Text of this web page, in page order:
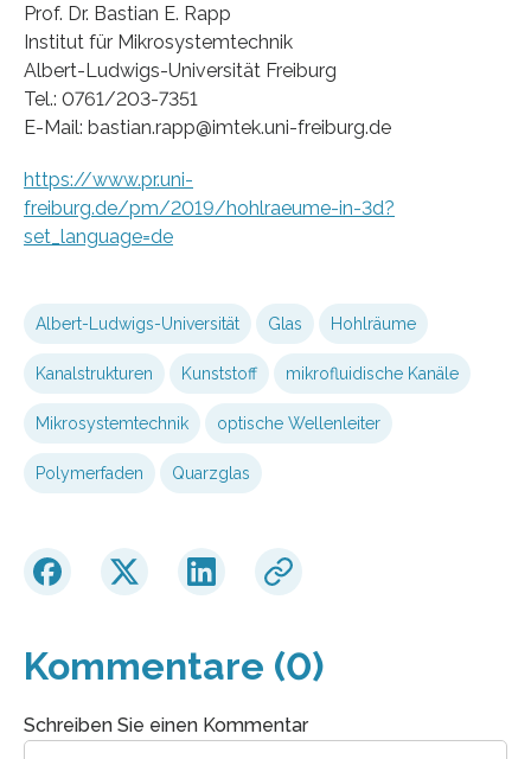
Prof. Dr. Bastian E. Rapp
Institut für Mikrosystemtechnik
Albert-Ludwigs-Universität Freiburg
Tel.: 0761/203-7351
E-Mail: bastian.rapp@imtek.uni-freiburg.de
https://www.pr.uni-
freiburg.de/pm/2019/hohlraeume-in-3d?
set_language=de
Albert-Ludwigs-Universität Glas Hohlräume
Kanalstrukturen Kunststoff mikrofluidische Kanäle
Mikrosystemtechnik optische Wellenleiter
Polymerfaden Quarzglas
Kommentare (0)
Schreiben Sie einen Kommentar